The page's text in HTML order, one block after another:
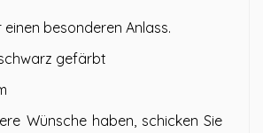
besonderen Anlass.
gefärbt
Wünsche haben, schicken Sie